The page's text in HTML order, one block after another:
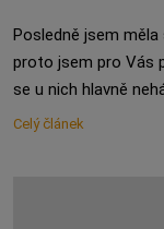
Posledně jsem
proto jsem pro Vás
se u nich hlavně
Celý článek